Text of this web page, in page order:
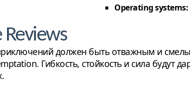
Operating systems:
должен быть отважным и
Гибкость, стойкость и сила будут